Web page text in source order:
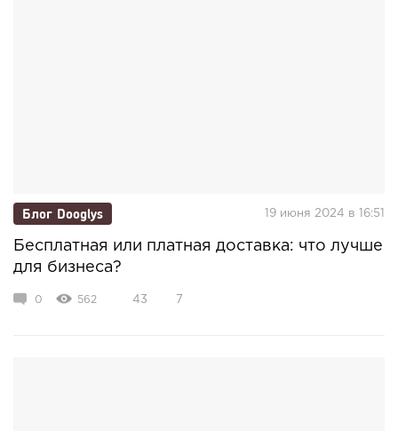
Блог Dooglys 19 июня 2024 в 16:51
Бесплатная или платная доставка: что лучше
для бизнеса?
0 562 43 7